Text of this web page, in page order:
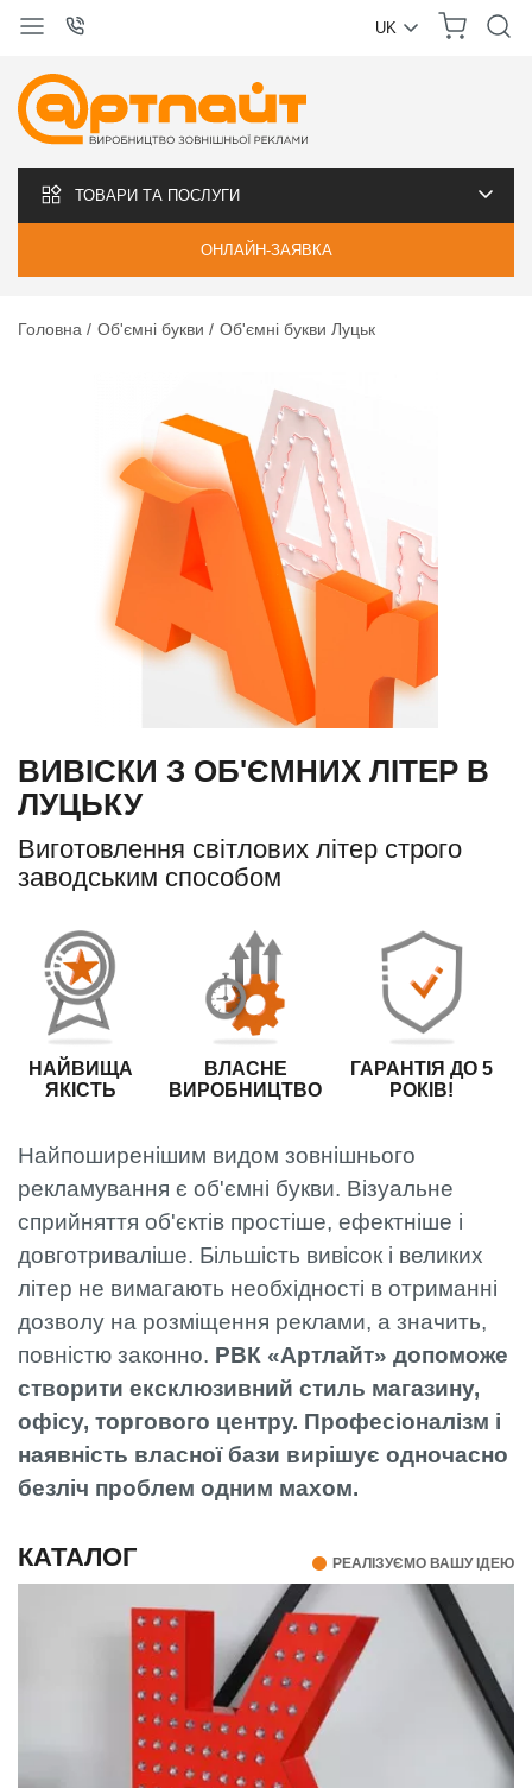
UK
ТОВАРИ ТА ПОСЛУГИ
ОНЛАЙН-ЗАЯВКА
Головна Об'ємні букви Об'ємні букви Луцьк
ВИВІСКИ З ОБ'ЄМНИХ ЛІТЕР В
ЛУЦЬКУ
Виготовлення світлових літер строго
заводським способом
НАЙВИЩА
ЯКІСТЬ
ВЛАСНЕ
ВИРОБНИЦТВО
ГАРАНТІЯ ДО 5
РОКІВ!
Найпоширенішим видом зовнішнього
рекламування є об'ємні букви. Візуальне
сприйняття об'єктів простіше, ефектніше і
довготриваліше. Більшість вивісок і великих
літер не вимагають необхідності в отриманні
дозволу на розміщення реклами, а значить,
повністю законно. РВК «Артлайт» допоможе
створити ексклюзивний стиль магазину,
офісу, торгового центру. Професіоналізм і
наявність власної бази вирішує одночасно
безліч проблем одним махом.
КАТАЛОГ РЕАЛІЗУЄМО ВАШУ ІДЕЮ